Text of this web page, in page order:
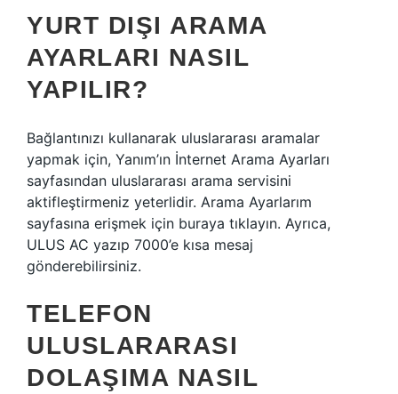
YURT DIŞI ARAMA
AYARLARI NASIL
YAPILIR?
Bağlantınızı kullanarak uluslararası aramalar
yapmak için, Yanım’ın İnternet Arama Ayarları
sayfasından uluslararası arama servisini
aktifleştirmeniz yeterlidir. Arama Ayarlarım
sayfasına erişmek için buraya tıklayın. Ayrıca,
ULUS AC yazıp 7000’e kısa mesaj
gönderebilirsiniz.
TELEFON
ULUSLARARASI
DOLAŞIMA NASIL